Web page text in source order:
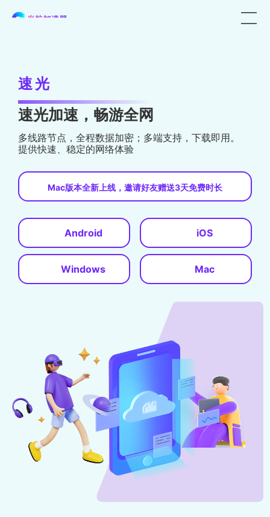
速光
速光加速，畅游全网
多线路节点，全程数据加密；多端支持，下载即用。
提供快速、稳定的网络体验
Mac版本全新上线，邀请好友赠送3天免费时长
Android iOS
Windows Mac